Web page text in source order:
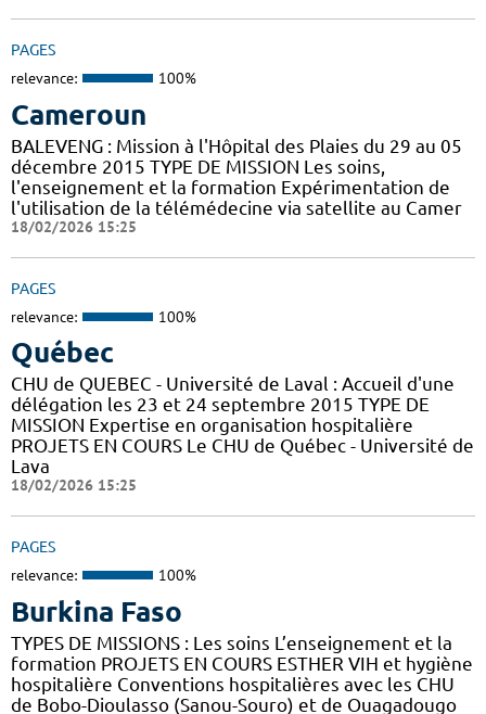
PAGES
relevance: 100%
Cameroun
BALEVENG : Mission à l'Hôpital des Plaies du 29 au 05
décembre 2015 TYPE DE MISSION Les soins,
l'enseignement et la formation Expérimentation de
l'utilisation de la télémédecine via satellite au Camer
18/02/2026 15:25
PAGES
relevance: 100%
Québec
CHU de QUEBEC - Université de Laval : Accueil d'une
délégation les 23 et 24 septembre 2015 TYPE DE
MISSION Expertise en organisation hospitalière
PROJETS EN COURS Le CHU de Québec - Université de
Lava
18/02/2026 15:25
PAGES
relevance: 100%
Burkina Faso
TYPES DE MISSIONS : Les soins L’enseignement et la
formation PROJETS EN COURS ESTHER VIH et hygiène
hospitalière Conventions hospitalières avec les CHU
de Bobo-Dioulasso (Sanou-Souro) et de Ouagadougo